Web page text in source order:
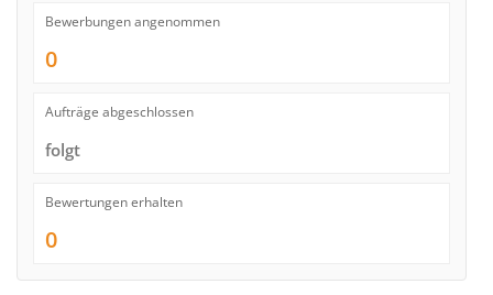
Bewerbungen angenommen
0
Aufträge abgeschlossen
folgt
Bewertungen erhalten
0